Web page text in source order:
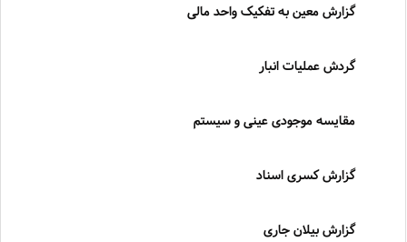
گزارش معین به تفکیک واحد مالی
گردش عملیات انبار
مقایسه موجودی عینی و سیستم
گزارش کسری اسناد
گزارش بیلان جاری